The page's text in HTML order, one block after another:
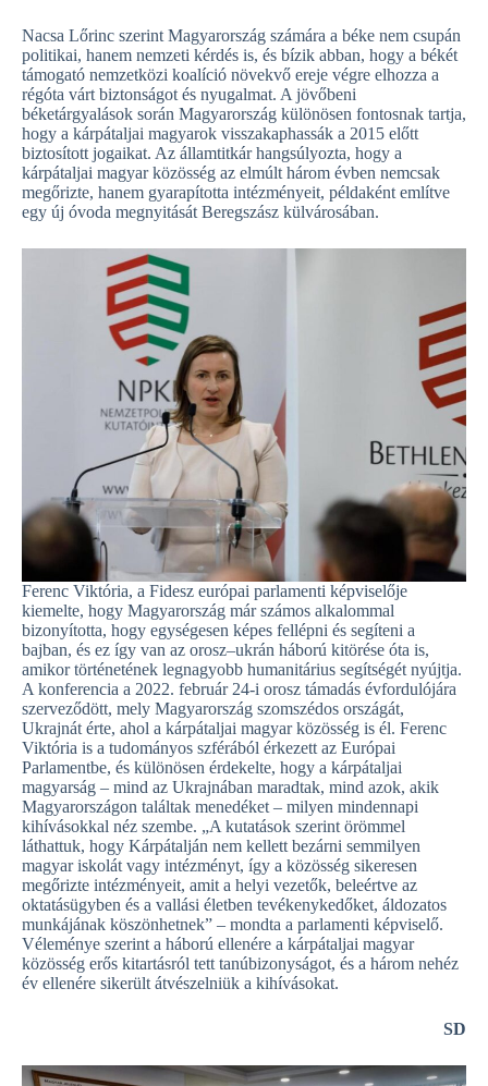
Nacsa Lőrinc szerint Magyarország számára a béke nem csupán
politikai, hanem nemzeti kérdés is, és bízik abban, hogy a békét
támogató nemzetközi koalíció növekvő ereje végre elhozza a
régóta várt biztonságot és nyugalmat. A jövőbeni
béketárgyalások során Magyarország különösen fontosnak tartja,
hogy a kárpátaljai magyarok visszakaphassák a 2015 előtt
biztosított jogaikat. Az államtitkár hangsúlyozta, hogy a
kárpátaljai magyar közösség az elmúlt három évben nemcsak
megőrizte, hanem gyarapította intézményeit, példaként említve
egy új óvoda megnyitását Beregszász külvárosában.
Ferenc Viktória, a Fidesz euró­pai parlamenti képviselője
kiemelte, hogy Magyarország már számos alkalommal
bizonyította, hogy egységesen képes fellépni és segíteni a
bajban, és ez így van az orosz–ukrán háború kitörése óta is,
amikor történetének legnagyobb humanitárius segítségét nyújtja.
A konferencia a 2022. február 24-i orosz támadás évfordulójára
szerveződött, mely Magyarország szomszédos országát,
Ukrajnát érte, ahol a kárpátaljai magyar közösség is él. Ferenc
Viktória is a tudományos szférából érkezett az Európai
Parlamentbe, és különösen érdekelte, hogy a kárpátaljai
magyarság – mind az Ukrajnában maradtak, mind azok, akik
Magyarországon találtak menedéket – milyen mindennapi
kihívásokkal néz szembe. „A kutatások szerint örömmel
láthattuk, hogy Kárpátalján nem kellett bezárni semmilyen
magyar iskolát vagy intézményt, így a közösség sikeresen
megőrizte intézményeit, amit a helyi vezetők, beleértve az
oktatásügyben és a vallási életben tevékenykedőket, áldozatos
munkájának köszönhetnek” – mondta a parlamenti képviselő.
Véleménye szerint a háború ellenére a kárpátaljai magyar
közösség erős kitartásról tett tanúbizonyságot, és a három nehéz
év ellenére sikerült átvészelniük a kihívásokat.
SD